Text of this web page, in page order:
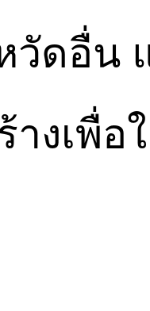
วัดอื่น
งเพื่อ